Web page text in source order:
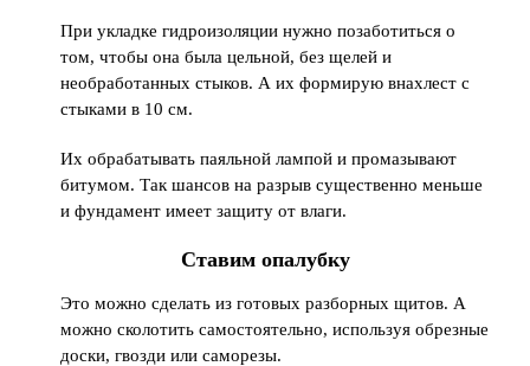
При укладке гидроизоляции нужно позаботиться о
том, чтобы она была цельной, без щелей и
необработанных стыков. А их формирую внахлест с
стыками в 10 см.
Их обрабатывать паяльной лампой и промазывают
битумом. Так шансов на разрыв существенно меньше
и фундамент имеет защиту от влаги.
Ставим опалубку
Это можно сделать из готовых разборных щитов. А
можно сколотить самостоятельно, используя обрезные
доски, гвозди или саморезы.